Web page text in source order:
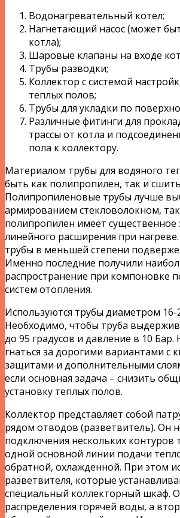
Водонагревательный котел;
Нагнетающий насос (может
котла);
Шаровые клапаны на входе
Трубы разводки;
Коллектор с системой
теплых полов;
Трубы для укладки по
Различные фитинги для
трассы от котла и
пола к коллектору.
Материалом трубы для водяного
быть как полипропилен, так и
Полипропиленовые трубы лучше
армированием стекловолокном, так
полипропилен имеет существенное
линейного расширения при
трубы в меньшей степени
Именно последние получили
распространение при компоновке
систем отопления.
Используются трубы диаметром 16-
Необходимо, чтобы труба
до 95 градусов и давление в 10 Бар.
гнаться за дорогими вариантами с
защитами и дополнительными
если основная задача – снизить
установку теплых полов.
Коллектор представляет собой
рядом отводов (разветвитель). Он
подключения нескольких контуров
одной основной линии подачи
обратной, охлажденной. При этом
разветвителя, которые
специальный коллекторный шкаф.
распределения горячей воды, а